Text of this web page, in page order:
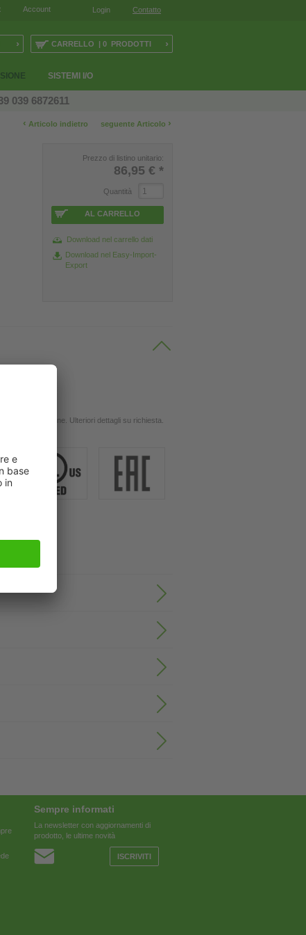
Login Contatto
Account
SISTEMI I/O
CARRELLO | 0 PRODOTTI ›
›
039 6872611
seguente Articolo ›
‹ Articolo indietro
Prezzo di listino unitario:
86,95 € *
Quantità
AL CARRELLO
Download nel carrello dati
Download nel Easy-Import-
Export
applicazione. Ulteriori dettagli su richiesta.
Sempre informati
La newsletter con aggiornamenti di
prodotto, le ultime novità
ISCRIVITI